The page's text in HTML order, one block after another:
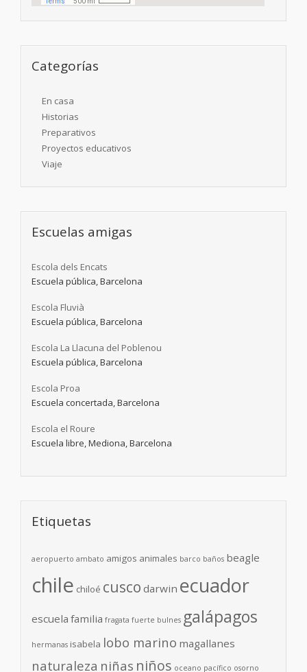
Categorías
En casa
Historias
Preparativos
Proyectos educativos
Viaje
Escuelas amigas
Escola dels Encats
Escuela pública, Barcelona
Escola Fluvià
Escuela pública, Barcelona
Escola La Llacuna del Poblenou
Escuela pública, Barcelona
Escola Proa
Escuela concertada, Barcelona
Escola el Roure
Escuela libre, Mediona, Barcelona
Etiquetas
aeropuerto ambato amigos animales barco baños beagle
chile chiloé cusco darwin ecuador
escuela familia fragata fuerte bulnes galápagos
hermanas isabela lobo marino magallanes
naturaleza niñas niños oceano pacífico osorno